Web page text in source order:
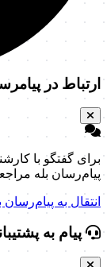
ارتباط در
برای گفتگو با
پیام‌رسان بله
انتقال به پیام‌رسان
پیام به